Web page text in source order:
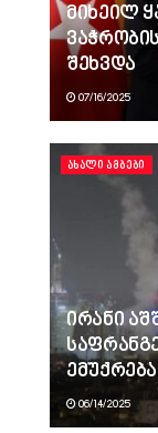
მიხეილ
შეხვდა
07/16/2025
ᲐᲮᲐᲚᲘ ᲐᲛᲑᲔᲑᲘ
ირანი
06/14/2025